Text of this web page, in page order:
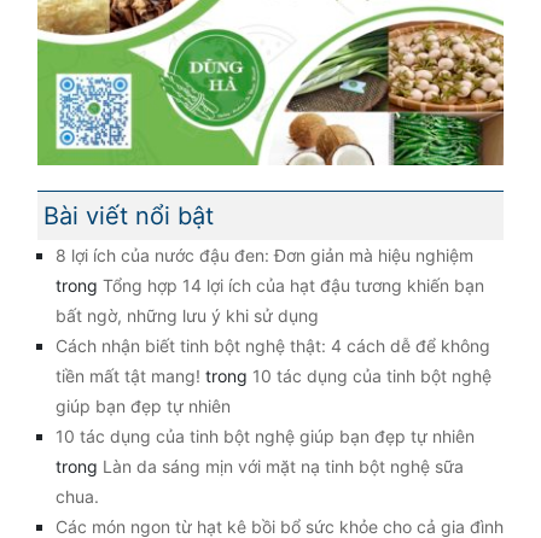
Bài viết nổi bật
8 lợi ích của nước đậu đen: Đơn giản mà hiệu nghiệm
trong Tổng hợp 14 lợi ích của hạt đậu tương khiến bạn
bất ngờ, những lưu ý khi sử dụng
Cách nhận biết tinh bột nghệ thật: 4 cách dễ để không
tiền mất tật mang! trong 10 tác dụng của tinh bột nghệ
giúp bạn đẹp tự nhiên
10 tác dụng của tinh bột nghệ giúp bạn đẹp tự nhiên
trong Làn da sáng mịn với mặt nạ tinh bột nghệ sữa
chua.
Các món ngon từ hạt kê bồi bổ sức khỏe cho cả gia đình